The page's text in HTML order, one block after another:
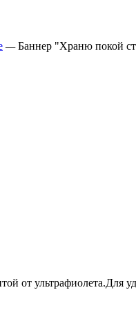
—Баннер "Храню покой
от ультрафиолета.Для